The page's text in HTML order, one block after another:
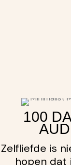
100
Zelfliefde is
hopen dat